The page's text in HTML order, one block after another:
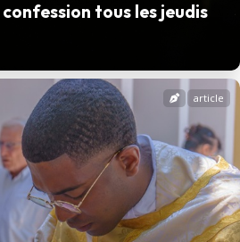
tous les jeudis
article